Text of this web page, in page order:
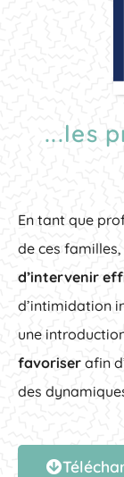
...les
En tant que
de ces
d’intervenir
d’intimidation
une
favoriser afin
des